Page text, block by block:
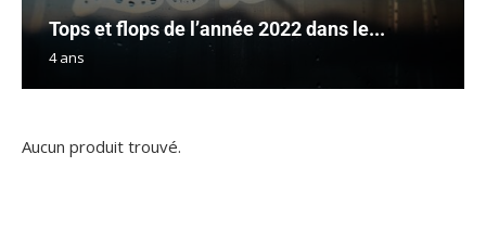
Tops et flops de l’année 2022 dans le...
4 ans
Aucun produit trouvé.